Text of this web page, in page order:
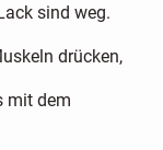
sind weg.
drücken,
mit dem